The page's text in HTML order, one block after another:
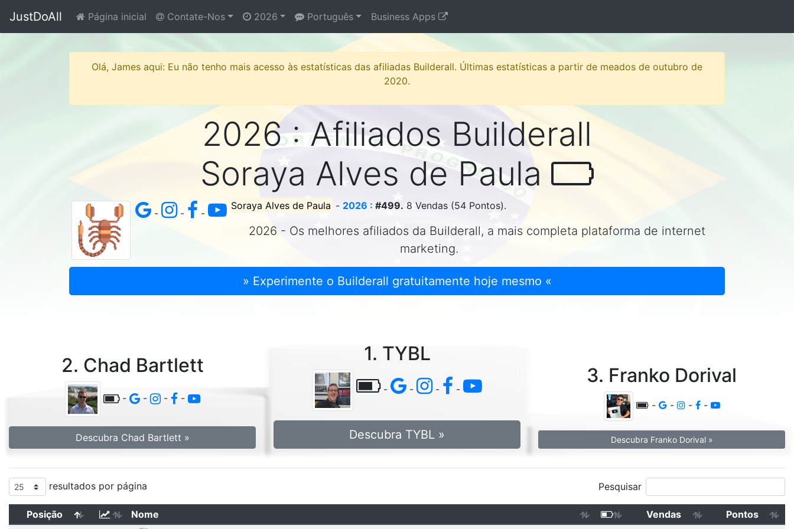
JustDoAll Página inicial Contate-Nos 2026 Português Business Apps
Olá, James aqui: Eu não tenho mais acesso às estatísticas das afiliadas Builderall. Últimas estatísticas a partir de meados de outubro de
2020.
2026 : Afiliados Builderall
Soraya Alves de Paula
- - -
Soraya Alves de Paula - 2026 : #499. 8 Vendas (54 Pontos).
2026 - Os melhores afiliados da Builderall, a mais completa plataforma de internet
marketing.
» Experimente o Builderall gratuitamente hoje mesmo «
2. Chad Bartlett
- - - -
Descubra Chad Bartlett »
1. TYBL
- - - -
Descubra TYBL »
3. Franko Dorival
- - - -
Descubra Franko Dorival »
resultados por página Pesquisar
Posição Nome Vendas Pontos